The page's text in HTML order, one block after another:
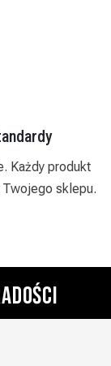
Każdy produkt
sklepu.